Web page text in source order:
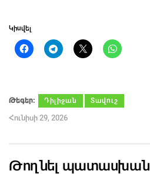
Կիսվել
Թեգեր։ Դիլիջան Տավուշ
Հունիսի 29, 2026
Թողնել պատասխան